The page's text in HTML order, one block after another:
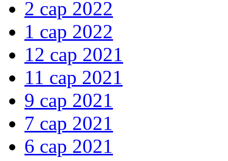
2 сар 2022
1 сар 2022
12 сар 2021
11 сар 2021
9 сар 2021
7 сар 2021
6 сар 2021